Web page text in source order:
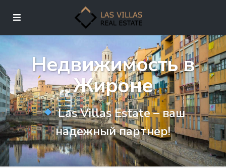
Недвижимость в
Жироне
Las Villas Estate – ваш
надежный партнер!